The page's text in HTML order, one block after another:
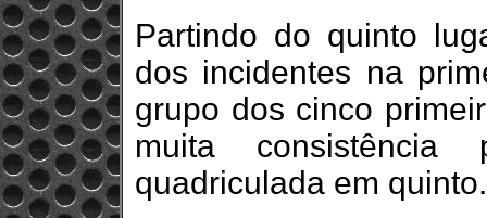
Partindo do quinto
dos incidentes na
grupo dos cinco
muita
quadriculada em quinto.